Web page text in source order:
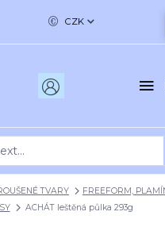
CZK
TVARY
FREEFORM,
ACHÁT leštěná půlka 293g